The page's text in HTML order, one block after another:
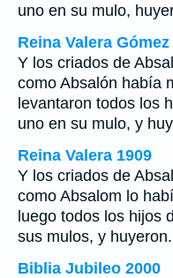
uno en su mulo,
Reina Valera Gómez
Y los criados de
como Absalón había
levantaron todos los
uno en su mulo, y
Reina Valera 1909
Y los criados de
como Absalom lo
luego todos los hijos
sus mulos, y huyeron.
Biblia Jubileo 2000